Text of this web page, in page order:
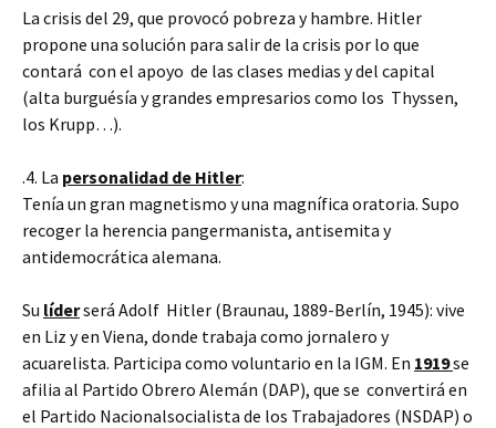
La crisis del 29, que provocó pobreza y hambre. Hitler
propone una solución para salir de la crisis por lo que
contará con el apoyo de las clases medias y del capital
(alta burguésía y grandes empresarios como los Thyssen,
los Krupp…).
.4. La personalidad de Hitler:
Tenía un gran magnetismo y una magnífica oratoria. Supo
recoger la herencia pangermanista, antisemita y
antidemocrática alemana.
Su líderserá Adolf Hitler (Braunau, 1889-Berlín, 1945): vive
en Liz y en Viena, donde trabaja como jornalero y
acuarelista. Participa como voluntario en la IGM. En 1919se
afilia al Partido Obrero Alemán (DAP), que se convertirá en
el Partido Nacionalsocialista de los Trabajadores (NSDAP) o